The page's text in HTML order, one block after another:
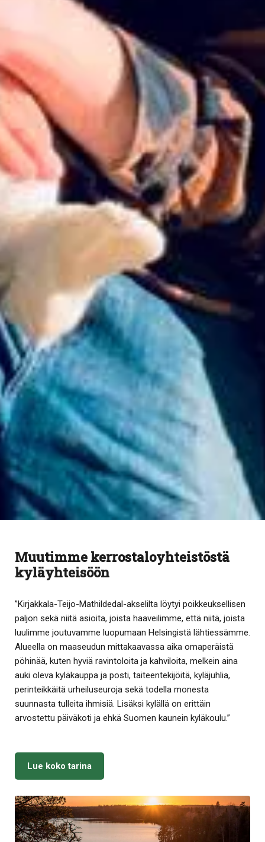
Muutimme kerrostaloyhteistöstä
kyläyhteisöön
”Kirjakkala-Teijo-Mathildedal-akselilta löytyi poikkeuksellisen
paljon sekä niitä asioita, joista haaveilimme, että niitä, joista
luulimme joutuvamme luopumaan Helsingistä lähtiessämme.
Alueella on maaseudun mittakaavassa aika omaperäistä
pöhinää, kuten hyviä ravintoloita ja kahviloita, melkein aina
auki oleva kyläkauppa ja posti, taiteentekijöitä, kyläjuhlia,
perinteikkäitä urheiluseuroja sekä todella monesta
suunnasta tulleita ihmisiä. Lisäksi kylällä on erittäin
arvostettu päiväkoti ja ehkä Suomen kaunein kyläkoulu.”
Lue koko tarina